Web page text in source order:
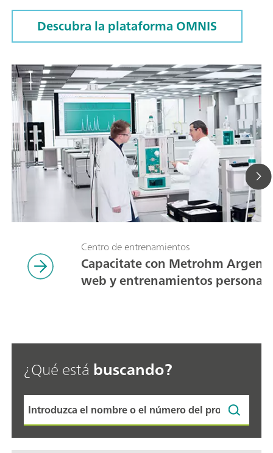
Descubra la plataforma OMNIS
Centro de entrenamientos
Capacitate con Metrohm
web y entrenamientos
¿Qué está buscando?